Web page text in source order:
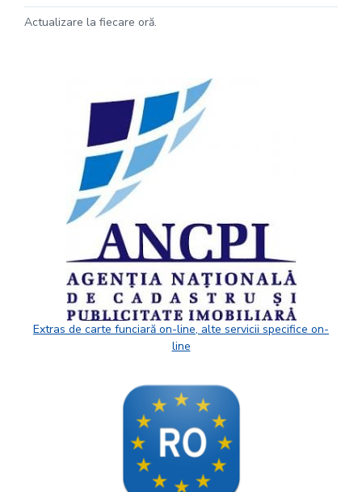
Actualizare la fiecare oră.
Extras de carte funciară on-line, alte servicii specifice on-
line